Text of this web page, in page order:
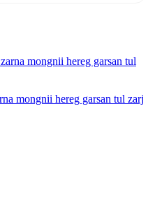
mongnii hereg garsan tul zarj